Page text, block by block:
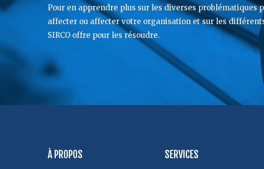
Pour en apprendre plus sur les diverses problématiques
affecter ou affecter votre organisation et sur les
SIRCO offre pour les résoudre.
À PROPOS SERVICES